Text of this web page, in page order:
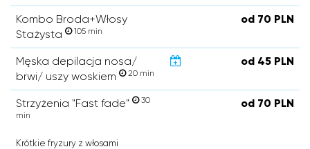
Kombo Broda+Włosy
Stażysta
105 min
od 70 PLN
Męska depilacja nosa/
brwi/ uszy woskiem
20 min
od 45 PLN
Strzyżenia "Fast fade"
30
min
od 70 PLN
Krótkie fryzury z włosami